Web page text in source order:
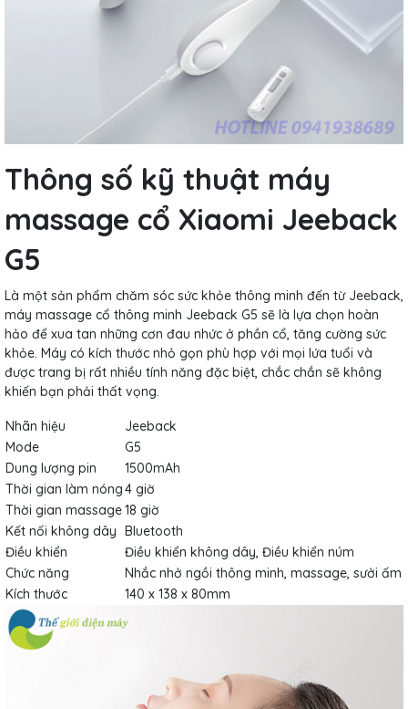
Thông số kỹ thuật máy
massage cổ Xiaomi Jeeback
G5
Là một sản phẩm chăm sóc sức khỏe thông minh đến từ Jeeback,
máy massage cổ thông minh Jeeback G5 sẽ là lựa chọn hoàn
hảo để xua tan những cơn đau nhức ở phần cổ, tăng cường sức
khỏe. Máy có kích thước nhỏ gọn phù hợp với mọi lứa tuổi và
được trang bị rất nhiều tính năng đặc biệt, chắc chắn sẽ không
khiến bạn phải thất vọng.
Nhãn hiệu
Jeeback
Mode
G5
Dung lượng pin
1500mAh
Thời gian làm nóng4 giờ
Thời gian massage18 giờ
Kết nối không dây Bluetooth
Điều khiển
Điều khiển không dây, Điều khiển núm
Chức năng
Nhắc nhở ngồi thông minh, massage, sưởi ấm
Kích thước
140 x 138 x 80mm